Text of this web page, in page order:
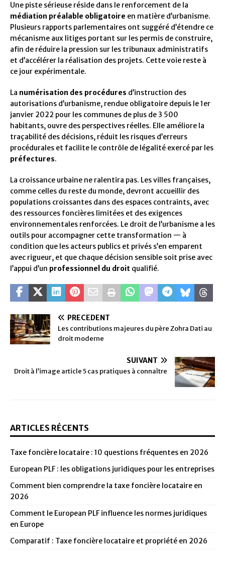
Une piste sérieuse réside dans le renforcement de la
médiation préalable obligatoire en matière d’urbanisme.
Plusieurs rapports parlementaires ont suggéré d’étendre ce
mécanisme aux litiges portant sur les permis de construire,
afin de réduire la pression sur les tribunaux administratifs
et d’accélérer la réalisation des projets. Cette voie reste à
ce jour expérimentale.
La numérisation des procédures d’instruction des
autorisations d’urbanisme, rendue obligatoire depuis le 1er
janvier 2022 pour les communes de plus de 3 500
habitants, ouvre des perspectives réelles. Elle améliore la
traçabilité des décisions, réduit les risques d’erreurs
procédurales et facilite le contrôle de légalité exercé par les
préfectures.
La croissance urbaine ne ralentira pas. Les villes françaises,
comme celles du reste du monde, devront accueillir des
populations croissantes dans des espaces contraints, avec
des ressources foncières limitées et des exigences
environnementales renforcées. Le droit de l’urbanisme a les
outils pour accompagner cette transformation — à
condition que les acteurs publics et privés s’en emparent
avec rigueur, et que chaque décision sensible soit prise avec
l’appui d’un professionnel du droit qualifié.
PRÉCÉDENT
Les contributions majeures du père Zohra Dati au
droit moderne
SUIVANT
Droit à l’image article 5 cas pratiques à connaître
ARTICLES RÉCENTS
Taxe foncière locataire : 10 questions fréquentes en 2026
European PLF : les obligations juridiques pour les entreprises
Comment bien comprendre la taxe foncière locataire en
2026
Comment le European PLF influence les normes juridiques
en Europe
Comparatif : Taxe foncière locataire et propriété en 2026